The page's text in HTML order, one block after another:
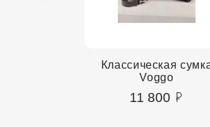
Классическая
Voggo
11 800